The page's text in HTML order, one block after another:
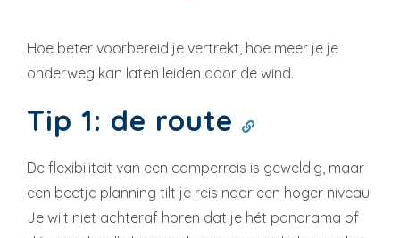
Hoe beter voorbereid je vertrekt, hoe meer je je
onderweg kan laten leiden door de wind.
Tip 1: de route
De flexibiliteit van een camperreis is geweldig, maar
een beetje planning tilt je reis naar een hoger niveau.
Je wilt niet achteraf horen dat je hét panorama of